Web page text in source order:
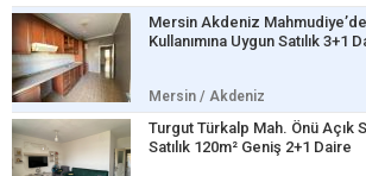
Mersin Akdeniz Mahmudiye’de
Kullanımına Uygun Satılık 3+1
Mersin / Akdeniz
Turgut Türkalp Mah. Önü Açık
Satılık 120m² Geniş 2+1 Daire